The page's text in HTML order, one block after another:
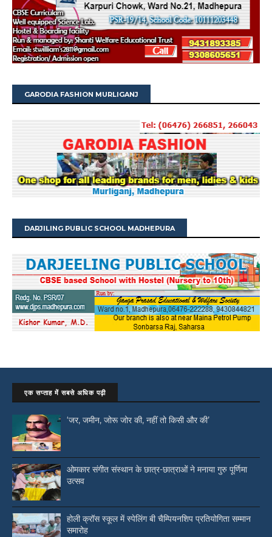
GARODIA FASHION MURLIGANJ
DARJILING PUBLIC SCHOOL MADHEPURA
एक सप्ताह में सबसे अधिक पढ़ी
‘जर, जमीन, जोरू जोर की, नहीं तो किसी और की’
ओमकार संगीत संस्थान के छात्र-छात्राओं ने मनाया गुरु पूर्णिमा
उत्सव
होली क्रॉस स्कूल में स्पेलिंग बी चैम्पियनशिप प्रतियोगिता सम्मान
समारोह